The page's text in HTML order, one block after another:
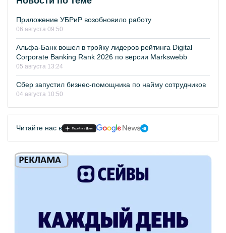
Приложение УБРиР возобновило работу
06 августа 09:50
Альфа-Банк вошел в тройку лидеров рейтинга Digital
Corporate Banking Rank 2026 по версии Markswebb
05 августа 13:24
Сбер запустил бизнес-помощника по найму сотрудников
04 августа 10:50
Читайте нас в